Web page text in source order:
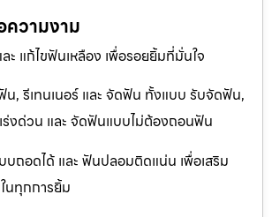
ความงาม
แก้ไขฟันเหลือง เพื่อรอยยิ้มที่มั่นใจ
น, รีเทนเนอร์ และ จัดฟัน ทั้งแบบ รับจัดฟัน,
งด่วน และ จัดฟันแบบไม่ต้องถอนฟัน
ถอดได้ และ ฟันปลอมติดแน่น เพื่อเสริม
นทุกการยิ้ม